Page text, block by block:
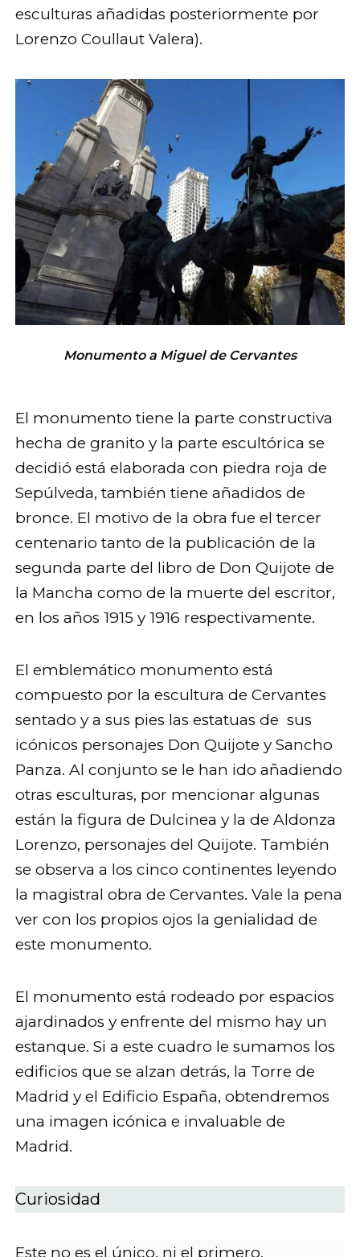
esculturas añadidas posteriormente por
Lorenzo Coullaut Valera).
Monumento a Miguel de Cervantes
El monumento tiene la parte constructiva
hecha de granito y la parte escultórica se
decidió está elaborada con piedra roja de
Sepúlveda, también tiene añadidos de
bronce. El motivo de la obra fue el tercer
centenario tanto de la publicación de la
segunda parte del libro de Don Quijote de
la Mancha como de la muerte del escritor,
en los años 1915 y 1916 respectivamente.
El emblemático monumento está
compuesto por la escultura de Cervantes
sentado y a sus pies las estatuas de sus
icónicos personajes Don Quijote y Sancho
Panza. Al conjunto se le han ido añadiendo
otras esculturas, por mencionar algunas
están la figura de Dulcinea y la de Aldonza
Lorenzo, personajes del Quijote. También
se observa a los cinco continentes leyendo
la magistral obra de Cervantes. Vale la pena
ver con los propios ojos la genialidad de
este monumento.
El monumento está rodeado por espacios
ajardinados y enfrente del mismo hay un
estanque. Si a este cuadro le sumamos los
edificios que se alzan detrás, la Torre de
Madrid y el Edificio España, obtendremos
una imagen icónica e invaluable de
Madrid.
Curiosidad
Este no es el único, ni el primero,